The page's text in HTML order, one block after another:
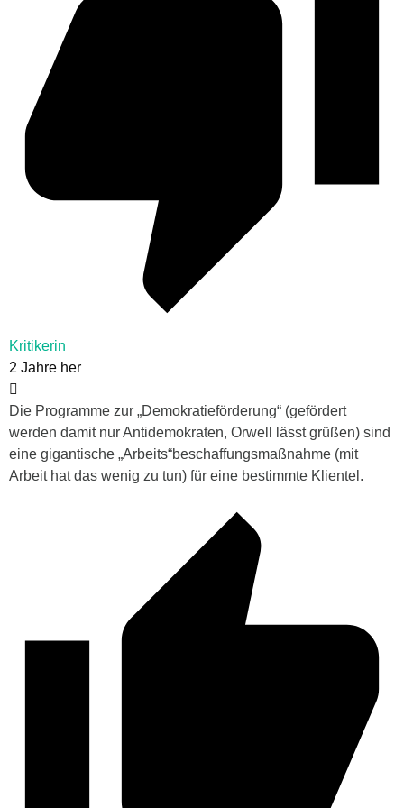
Kritikerin
2 Jahre her
Die Programme zur „Demokratieförderung“ (gefördert
werden damit nur Antidemokraten, Orwell lässt grüßen) sind
eine gigantische „Arbeits“beschaffungsmaßnahme (mit
Arbeit hat das wenig zu tun) für eine bestimmte Klientel.